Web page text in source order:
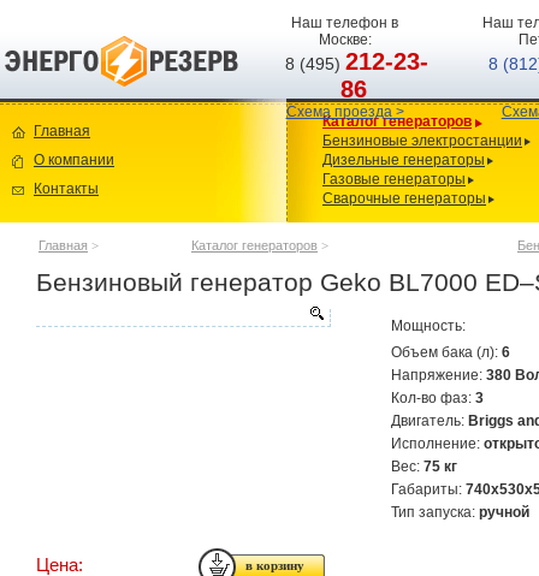
Наш телефон в
Москве:
8 (495)212-23-
86
Схема проезда >
Наш
8
Главная
О компании
Контакты
Каталог генераторов
Бензиновые электростанции
Дизельные генераторы
Газовые генераторы
Сварочные генераторы
Главная > Каталог генераторов >
Бензиновый генератор Geko BL7000
Мощность:
Объем бака (л): 6
Напряжение: 380
Кол-во фаз: 3
Двигатель: Briggs
Исполнение:
Вес: 75 кг
Габариты:
Тип запуска: ручной
Цена: